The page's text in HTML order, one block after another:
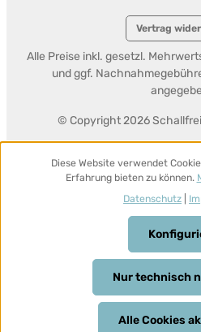
Vertrag
© Copyright 2026
Alle Preise inkl. gesetzl.
und ggf.
Diese Website verwendet
Erfahrung bieten zu können.
Datenschutz
Nur technisch
Alle Cookies